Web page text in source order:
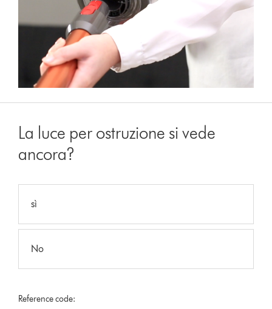
La luce per ostruzione si vede
ancora?
sì
No
Reference code: